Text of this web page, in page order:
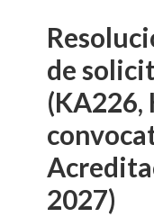
de
(KA226,
2027)